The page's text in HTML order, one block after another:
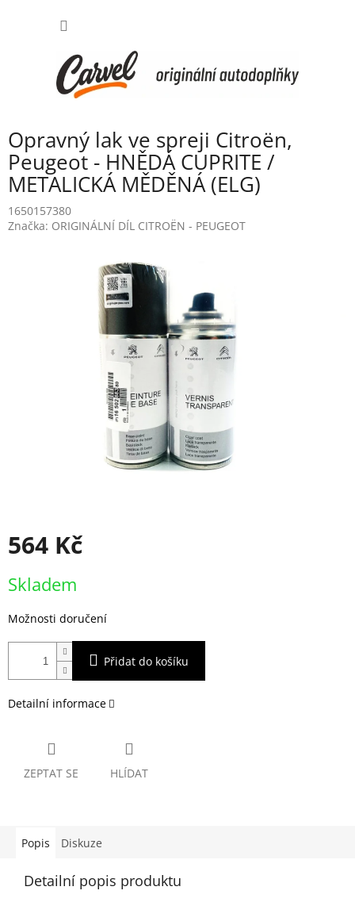
Opravný lak ve spreji Citroën,
Peugeot - HNĚDÁ CUPRITE /
METALICKÁ MĚDĚNÁ (ELG)
1650157380
Značka: ORIGINÁLNÍ DÍL CITROËN - PEUGEOT
564 Kč
cena:
Skladem
Možnosti doručení
Přidat do košíku
Detailní informace
ZEPTAT SE HLÍDAT
Popis Diskuze
Detailní popis produktu